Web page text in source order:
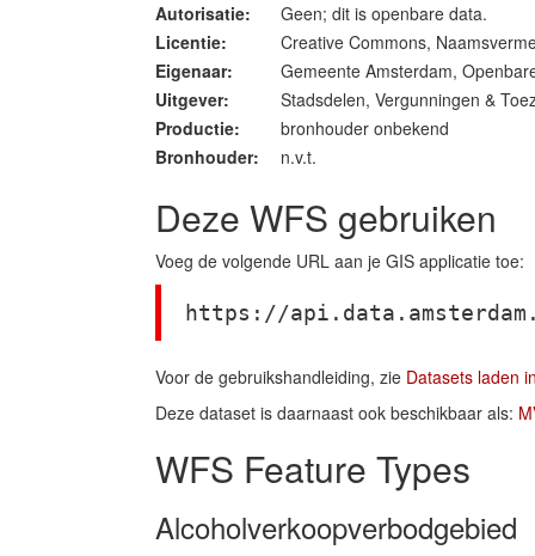
Autorisatie:
Geen; dit is openbare data.
Licentie:
Creative Commons,
Eigenaar:
Gemeente Amsterdam,
Uitgever:
Stadsdelen, Vergunningen &
Productie:
bronhouder onbekend
Bronhouder:
n.v.t.
Deze WFS gebruiken
Voeg de volgende URL aan je GIS applicatie toe:
https://
Voor de gebruikshandleiding, zie Datasets laden
Deze dataset is daarnaast ook beschikbaar als:
WFS Feature Types
Alcoholverkoopverbodgebied